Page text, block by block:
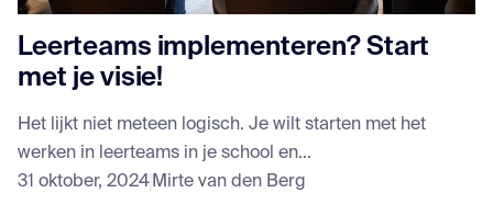
Leerteams implementeren? Start
met je visie!
Het lijkt niet meteen logisch. Je wilt starten met het
werken in leerteams in je school en...
31 oktober, 2024 Mirte van den Berg